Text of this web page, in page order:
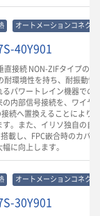
オートメーションコネクタ
40Y901
接続 NON-ZIFタイプの
耐環境性を持ち、耐振動
パワートレイン機器での
の内部信号接続を、ワイヤ
続へ置換えることにより
。また、イリソ独自の自
載し、FPC嵌合時のカバ
に向上します。
オートメーションコネクタ
30Y901